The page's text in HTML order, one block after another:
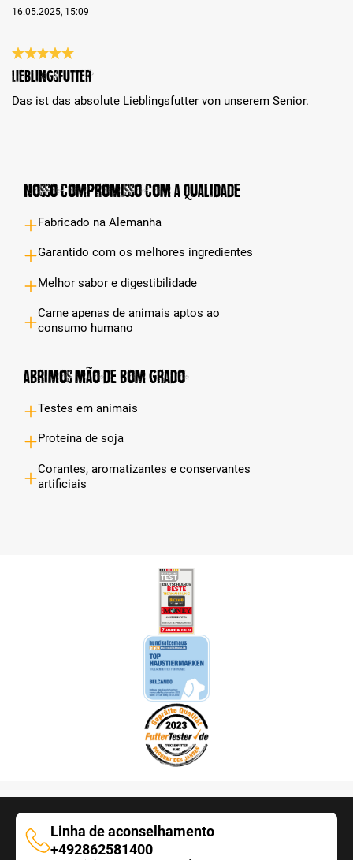
16.05.2025, 15:09
Análise com classificação de 5 de 5 estrelas
Lieblingsfutter
Das ist das absolute Lieblingsfutter von unserem Senior.
Nosso compromisso com a qualidade
Fabricado na Alemanha
Garantido com os melhores ingredientes
Melhor sabor e digestibilidade
Carne apenas de animais aptos ao
consumo humano
Abrimos mão de bom grado
Testes em animais
Proteína de soja
Corantes, aromatizantes e conservantes
artificiais
Linha de aconselhamento
Linha
+492862581400